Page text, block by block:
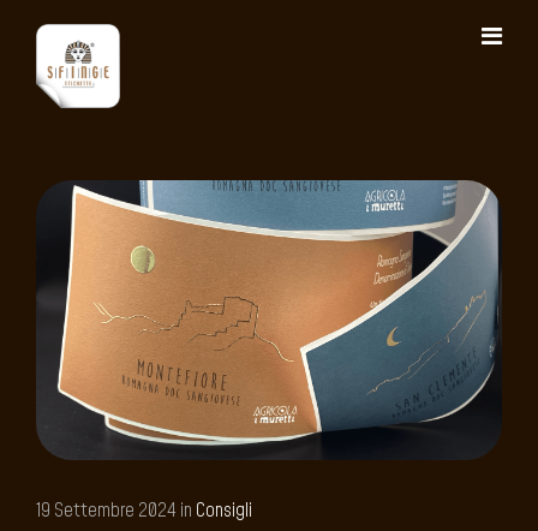
19 Settembre 2024 in Consigli